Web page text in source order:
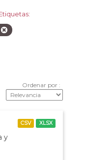
Ordenar por
y
CSV XLSX